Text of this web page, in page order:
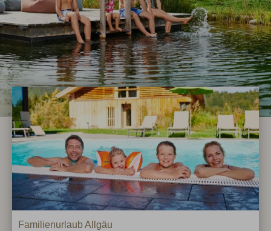
Familienurlaub Allgäu